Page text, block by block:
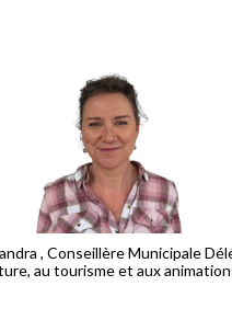
, Conseillère Municipale
au tourisme et aux